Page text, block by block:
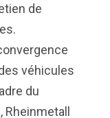
de
véhicules
du
Rheinmetall